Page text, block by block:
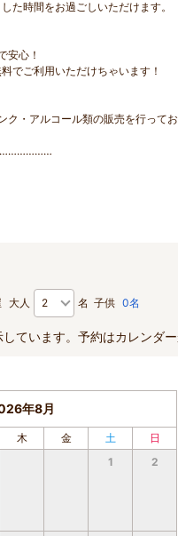
た時間をお過ごしいただけます。
安心！
でご利用いただけちゃいます！
・アルコール類の販売を行ってお
大人 名 子供 0名
しています。予約はカレンダ
年8月
木 金 土
日
1
2